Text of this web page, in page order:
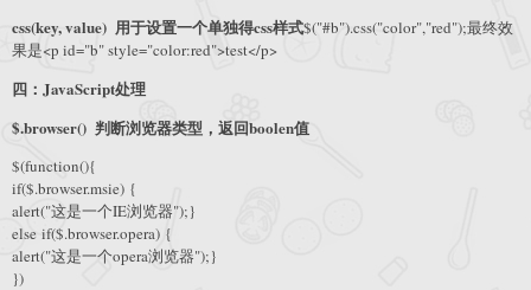
css(key, value) 用于设置一个单独得css样式$("#b").css("color","red");最终效
果是<p id="b" style="color:red">test</p>
四：JavaScript处理
$.browser() 判断浏览器类型，返回boolen值
$(function(){
if($.browser.msie) {
alert("这是一个IE浏览器");}
else if($.browser.opera) {
alert("这是一个opera浏览器");}
})